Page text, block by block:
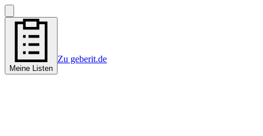
Meine Listen
Zu geberit.de